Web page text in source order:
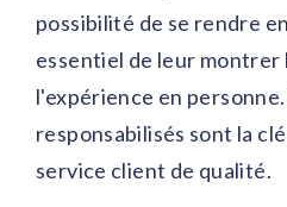
possibilité de se rendre
essentiel de leur montrer
l'expérience en
responsabilisés sont la
service client de qualité.